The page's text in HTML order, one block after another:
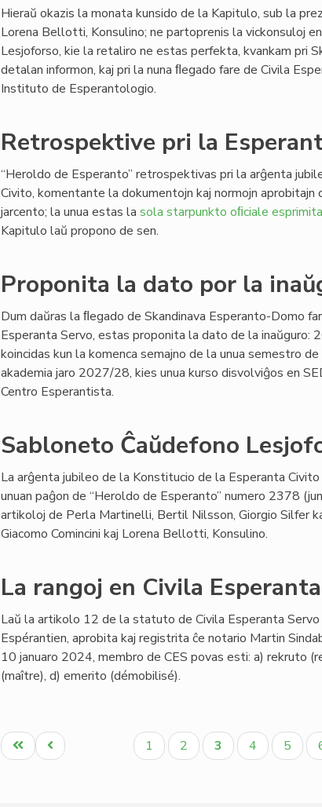
Hieraŭ okazis la monata kunsido de la Kapitulo, sub la
Lorena Bellotti, Konsulino; ne partoprenis la vickonsuloj
Lesjoforso, kie la retaliro ne estas perfekta, kvankam pri
detalan informon, kaj pri la nuna ﬂegado fare de Civila
Instituto de Esperantologio.
Retrospektive pri la
“Heroldo de Esperanto” retrospektivas pri la arĝenta
Civito, komentante la dokumentojn kaj normojn aprobitajn
jarcento; la unua estas la sola starpunkto oﬁciale esprimita
Kapitulo laŭ propono de sen.
Proponita la dato por la
Dum daŭras la ﬂegado de Skandinava Esperanto-Domo
Esperanta Servo, estas proponita la dato de la inaŭguro:
koincidas kun la komenca semajno de la unua semestro
akademia jaro 2027/28, kies unua kurso disvolviĝos en
Centro Esperantista.
Sabloneto Ĉaŭdefono
La arĝenta jubileo de la Konstitucio de la Esperanta
unuan paĝon de “Heroldo de Esperanto” numero 2378
artikoloj de Perla Martinelli, Bertil Nilsson, Giorgio Silfer
Giacomo Comincini kaj Lorena Bellotti, Konsulino.
La rangoj en Civila
Laŭ la artikolo 12 de la statuto de Civila Esperanta Servo
Espérantien, aprobita kaj registrita ĉe notario Martin
10 januaro 2024, membro de CES povas esti: a) rekruto
(maître), d) emerito (démobilisé).
Pagination
Unua
paĝo
Antaŭa
paĝo
Paĝo
1 Paĝo
2
Aktuala
paĝo
3 Paĝo
4 Paĝo
5